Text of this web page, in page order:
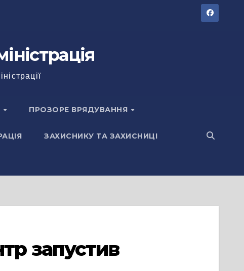
ПРОЗОРЕ ВРЯДУВАННЯ
ЗАХИСНИКУ ТА ЗАХИСНИЦІ
запустив